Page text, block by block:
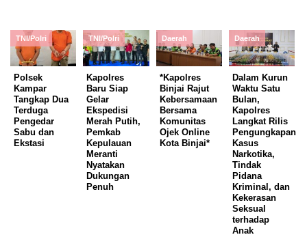
TNI/Polri
Polsek
Kampar
Tangkap Dua
Terduga
Pengedar
Sabu dan
Ekstasi
TNI/Polri
Kapolres
Baru Siap
Gelar
Ekspedisi
Merah Putih,
Pemkab
Kepulauan
Meranti
Nyatakan
Dukungan
Penuh
Daerah
*Kapolres
Binjai Rajut
Kebersamaan
Bersama
Komunitas
Ojek Online
Kota Binjai*
Daerah
Dalam Kurun
Waktu Satu
Bulan,
Kapolres
Langkat Rilis
Pengungkapan
Kasus
Narkotika,
Tindak
Pidana
Kriminal, dan
Kekerasan
Seksual
terhadap
Anak